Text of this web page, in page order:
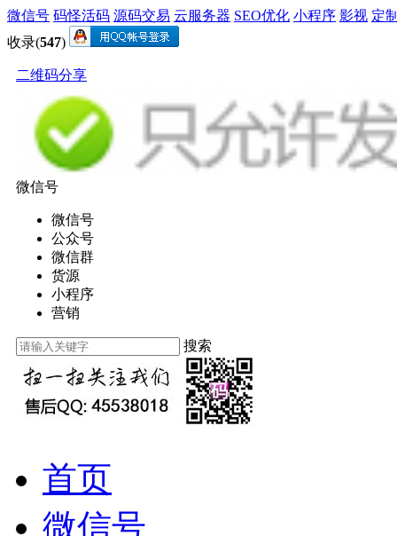
微信号 码怪活码 源码交易 云服务器 SEO优化 小程序 影视 定
收录(547)
二维码分享
微信号
微信号
公众号
微信群
货源
小程序
营销
搜索
首页
微信号